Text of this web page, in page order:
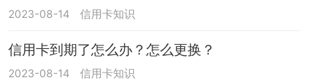
2023-08-14 信用卡知识
信用卡到期了怎么办？怎么更换？
2023-08-14 信用卡知识